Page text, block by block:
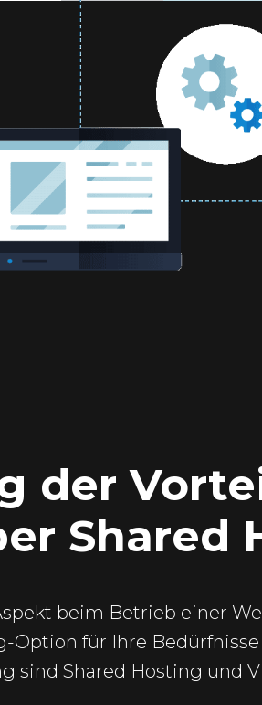
der
Shared
beim Betrieb einer
für Ihre Bedürfnisse
sind Shared Hosting und